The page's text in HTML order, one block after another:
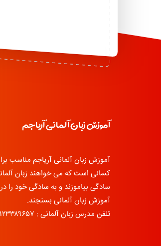
آموزش زبان آلمانی آریاجم
آموزش زبان آلمانی آریاجم مناسب
کسانی است که می خواهند زبان
سادگی بیاموزند و به سادگی خود را در
آموزش زبان آلمانی بسنجند.
تلفن مدرس زبان آلمانی : ۰۹۱۲۳۳۸۹۶۵۷